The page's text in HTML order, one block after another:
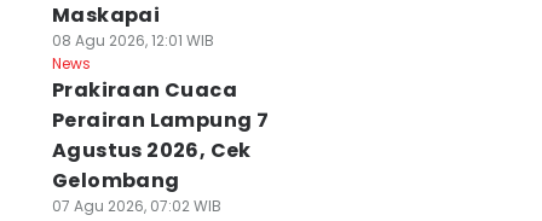
Maskapai
08 Agu 2026, 12:01 WIB
News
Prakiraan Cuaca
Perairan Lampung 7
Agustus 2026, Cek
Gelombang
07 Agu 2026, 07:02 WIB